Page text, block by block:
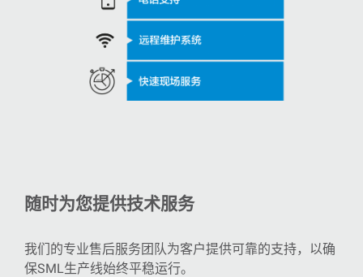
随时为您提供技术服务
我们的专业售后服务团队为客户提供可靠的支持，以确
保SML生产线始终平稳运行。